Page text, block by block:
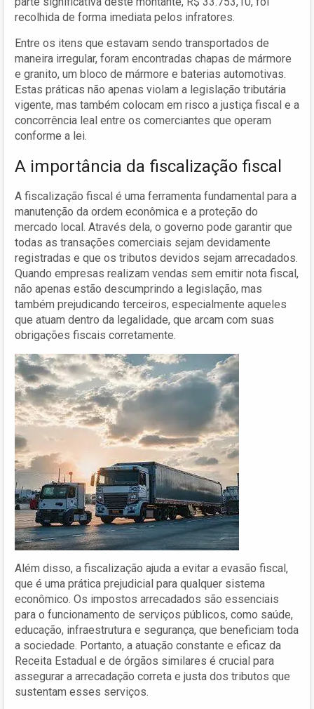
recolhida de forma imediata pelos infratores.
Entre os itens que estavam sendo transportados de
maneira irregular, foram encontradas chapas de mármore
e granito, um bloco de mármore e baterias automotivas.
Estas práticas não apenas violam a legislação tributária
vigente, mas também colocam em risco a justiça fiscal e a
concorrência leal entre os comerciantes que operam
conforme a lei.
A importância da fiscalização fiscal
A fiscalização fiscal é uma ferramenta fundamental para a
manutenção da ordem econômica e a proteção do
mercado local. Através dela, o governo pode garantir que
todas as transações comerciais sejam devidamente
registradas e que os tributos devidos sejam arrecadados.
Quando empresas realizam vendas sem emitir nota fiscal,
não apenas estão descumprindo a legislação, mas
também prejudicando terceiros, especialmente aqueles
que atuam dentro da legalidade, que arcam com suas
obrigações fiscais corretamente.
Além disso, a fiscalização ajuda a evitar a evasão fiscal,
que é uma prática prejudicial para qualquer sistema
econômico. Os impostos arrecadados são essenciais
para o funcionamento de serviços públicos, como saúde,
educação, infraestrutura e segurança, que beneficiam toda
a sociedade. Portanto, a atuação constante e eficaz da
Receita Estadual e de órgãos similares é crucial para
assegurar a arrecadação correta e justa dos tributos que
sustentam esses serviços.